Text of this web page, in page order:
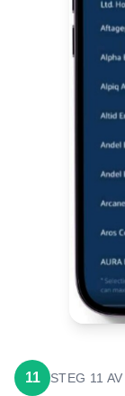
11 STEG 11 AV